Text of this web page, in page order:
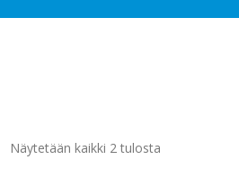
Näytetään kaikki 2 tulosta